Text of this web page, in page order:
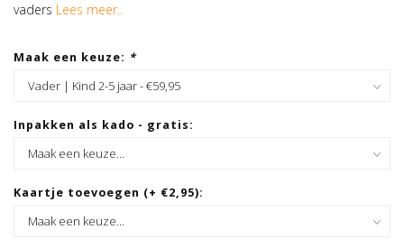
vaders Lees meer..
Maak een keuze: *
Inpakken als kado - gratis:
Kaartje toevoegen (+ €2,95):